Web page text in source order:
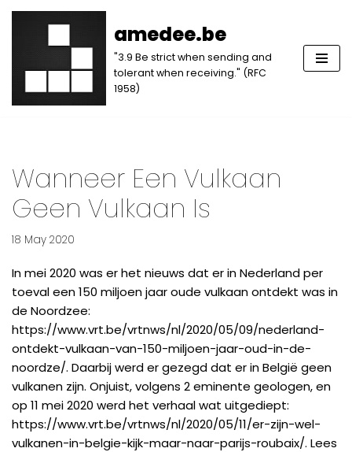
amedee.be
"3.9 Be strict when sending and
tolerant when receiving." (RFC
1958)
Wanneer Een Vulkaan
Geen Vulkaan Is
18 May 2020
In mei 2020 was er het nieuws dat er in Nederland per
toeval een 150 miljoen jaar oude vulkaan ontdekt was in
de Noordzee:
https://www.vrt.be/vrtnws/nl/2020/05/09/nederland-
ontdekt-vulkaan-van-150-miljoen-jaar-oud-in-de-
noordze/. Daarbij werd er gezegd dat er in België geen
vulkanen zijn. Onjuist, volgens 2 eminente geologen, en
op 11 mei 2020 werd het verhaal wat uitgediept:
https://www.vrt.be/vrtnws/nl/2020/05/11/er-zijn-wel-
vulkanen-in-belgie-kijk-maar-naar-parijs-roubaix/. Lees